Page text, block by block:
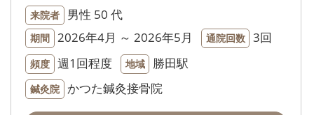
来院者 男性 50 代
期間 2026年4月 ～ 2026年5月 通院回数 3回
頻度 週1回程度 地域 勝田駅
鍼灸院 かつた鍼灸接骨院